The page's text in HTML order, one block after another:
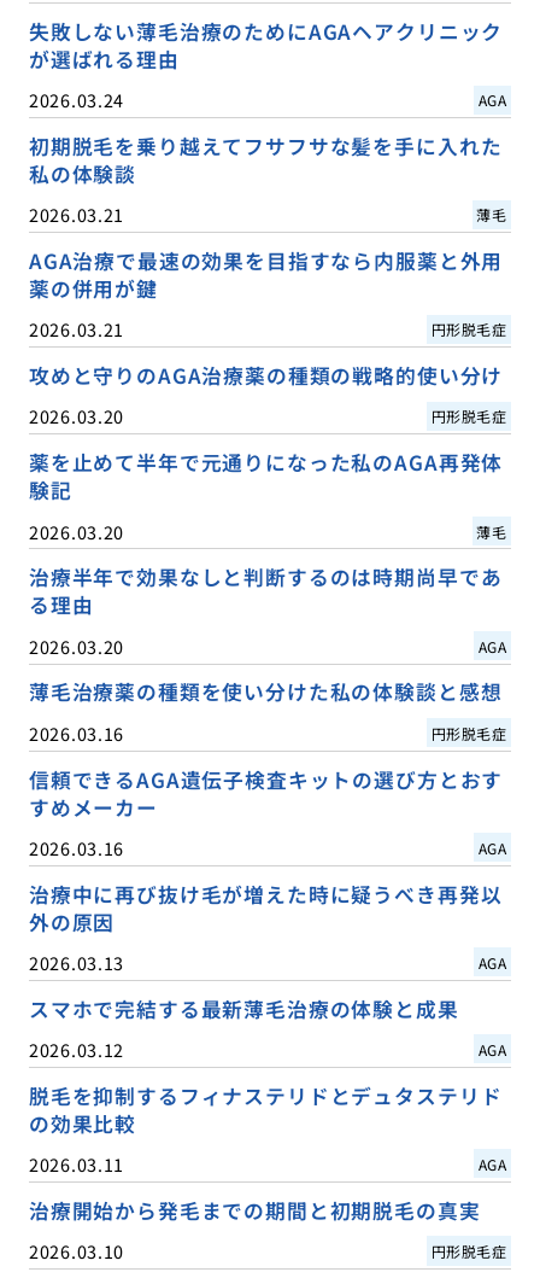
失敗しない薄毛治療のためにAGAヘアクリニック
が選ばれる理由
2026.03.24 AGA
初期脱毛を乗り越えてフサフサな髪を手に入れた
私の体験談
2026.03.21 薄毛
AGA治療で最速の効果を目指すなら内服薬と外用
薬の併用が鍵
2026.03.21 円形脱毛症
攻めと守りのAGA治療薬の種類の戦略的使い分け
2026.03.20 円形脱毛症
薬を止めて半年で元通りになった私のAGA再発体
験記
2026.03.20 薄毛
治療半年で効果なしと判断するのは時期尚早であ
る理由
2026.03.20 AGA
薄毛治療薬の種類を使い分けた私の体験談と感想
2026.03.16 円形脱毛症
信頼できるAGA遺伝子検査キットの選び方とおす
すめメーカー
2026.03.16 AGA
治療中に再び抜け毛が増えた時に疑うべき再発以
外の原因
2026.03.13 AGA
スマホで完結する最新薄毛治療の体験と成果
2026.03.12 AGA
脱毛を抑制するフィナステリドとデュタステリド
の効果比較
2026.03.11 AGA
治療開始から発毛までの期間と初期脱毛の真実
2026.03.10 円形脱毛症